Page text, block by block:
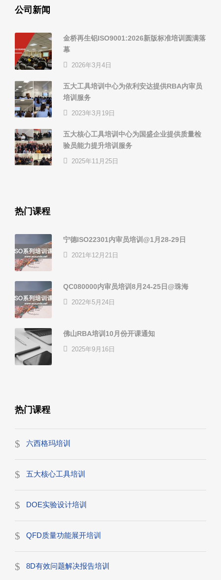
公司新闻
金桥再生铝ISO9001:2026新版标准培训圆满落
幕
2026年3月4日
五大工具培训中心为依利安达提供RBA内审员
培训服务
2023年3月19日
五大核心工具培训中心为国盛企业提供质量检
验员能力提升培训服务
2025年11月25日
热门课程
宁德ISO22301内审员培训@1月28-29日
2021年12月21日
QC080000内审员培训8月24-25日@珠海
2022年5月24日
佛山RBA培训10月份开课通知
2025年9月16日
热门课程
六西格玛培训
五大核心工具培训
DOE实验设计培训
QFD质量功能展开培训
8D有效问题解决报告培训